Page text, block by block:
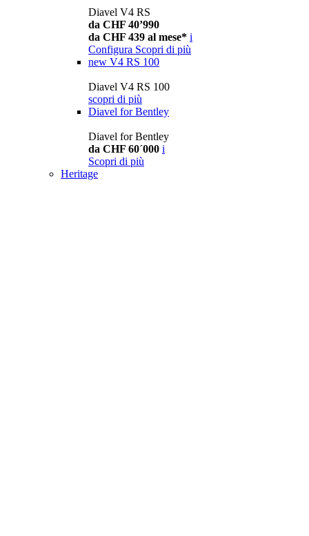
Diavel V4 RS
da CHF 40’990
da CHF 439 al mese* i
Configura Scopri di più
new V4 RS 100
Diavel V4 RS 100
scopri di più
Diavel for Bentley
Diavel for Bentley
da CHF 60´000 i
Scopri di più
Heritage